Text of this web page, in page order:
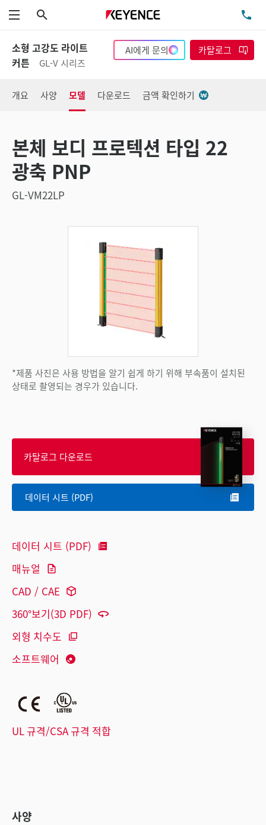
메뉴
소형 고강도 라이트
커튼
GL-V 시리즈
AI에게 문의 카탈로그
개요 사양 모델 다운로드 금액 확인하기
본체 보디 프로텍션 타입 22
광축 PNP
GL-VM22LP
*제품 사진은 사용 방법을 알기 쉽게 하기 위해 부속품이 설치된
상태로 촬영되는 경우가 있습니다.
카탈로그 다운로드
데이터 시트 (PDF)
데이터 시트 (PDF)
매뉴얼
CAD / CAE
360°보기(3D PDF)
외형 치수도
소프트웨어
UL 규격/CSA 규격 적합
사양